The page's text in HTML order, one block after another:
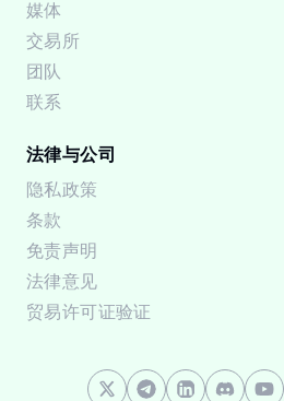
媒体
交易所
团队
联系
法律与公司
隐私政策
条款
免责声明
法律意见
贸易许可证验证